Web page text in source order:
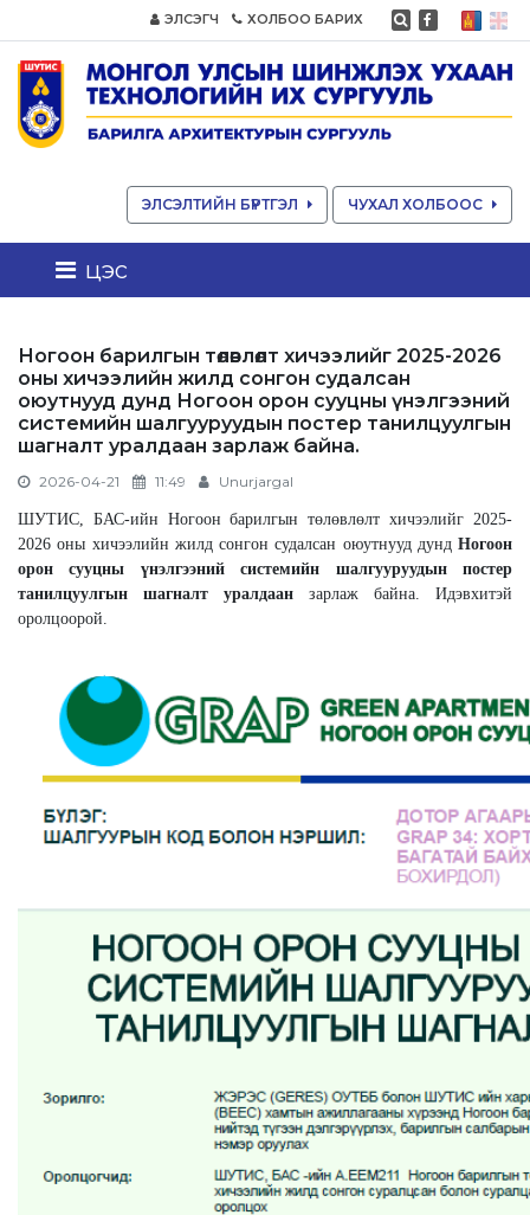
ЭЛСЭГЧ ХОЛБОО БАРИХ
ЭЛСЭЛТИЙН БҮРТГЭЛ ЧУХАЛ ХОЛБООС
цэс
Ногоон барилгын төлөвлөлт хичээлийг 2025-2026
оны хичээлийн жилд сонгон судалсан
оюутнууд дунд Ногоон орон сууцны үнэлгээний
системийн шалгууруудын постер танилцуулгын
шагналт уралдаан зарлаж байна.
2026-04-21 11:49 Unurjargal
ШУТИС, БАС-ийн Ногоон барилгын төлөвлөлт хичээлийг 2025-
2026 оны хичээлийн жилд сонгон судалсан оюутнууд дунд Ногоон
орон сууцны үнэлгээний системийн шалгууруудын постер
танилцуулгын шагналт уралдаан зарлаж байна. Идэвхитэй
оролцоорой.